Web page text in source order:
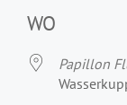
WO
Papillon